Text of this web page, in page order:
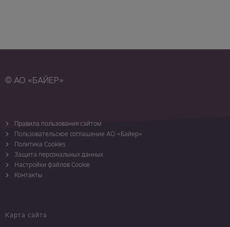
© АО «БАЙЕР»
Правила пользования сайтом
Пользовательское соглашение АО «Байер»
Политика Cookies
Защита персональных данных
Настройки файлов Cookie
Контакты
Карта сайта